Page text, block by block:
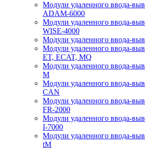
Модули удаленного ввода-
ADAM-6000
Модули удаленного ввода-
WISE-4000
Модули удаленного ввода-
Модули удаленного ввода-
ET, ECAT, MQ
Модули удаленного ввода-
M
Модули удаленного ввода-
CAN
Модули удаленного ввода-
FR-2000
Модули удаленного ввода-
I-7000
Модули удаленного ввода-
tM